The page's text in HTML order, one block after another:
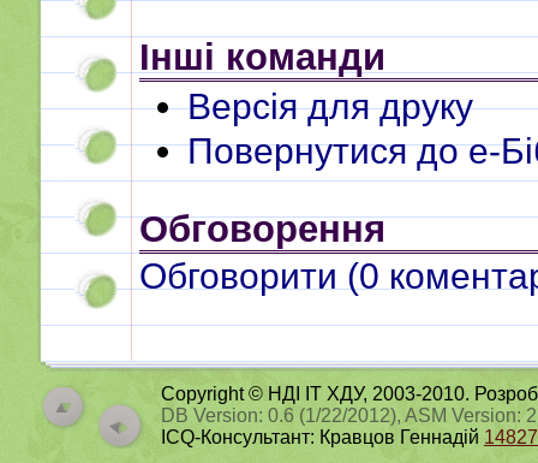
Інші команди
Версія для друку
Повернутися до e-
Обговорення
Обговорити (0
Copyright © НДІ ІТ ХДУ, 2003-2010.
DB Version: 0.6 (1/22/2012), ASM Version:
ICQ-Консультант: Кравцов Геннадій